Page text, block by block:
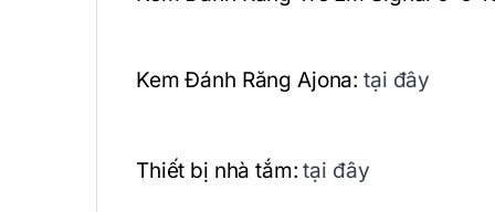
Kem Đánh Răng Ajona:tại đây
Thiết bị nhà tắm: tại đây